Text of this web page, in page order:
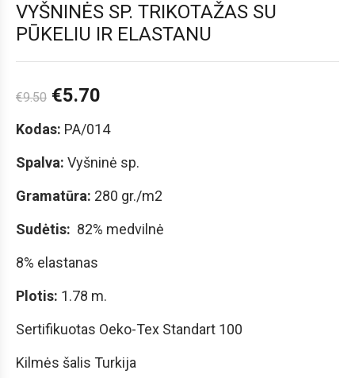
VYŠNINĖS SP. TRIKOTAŽAS SU
PŪKELIU IR ELASTANU
€9.50 €5.70
Kodas: PA/014
Spalva: Vyšninė sp.
Gramatūra: 280 gr./m2
Sudėtis: 82% medvilnė
8% elastanas
Plotis: 1.78 m.
Sertifikuotas Oeko-Tex Standart 100
Kilmės šalis Turkija